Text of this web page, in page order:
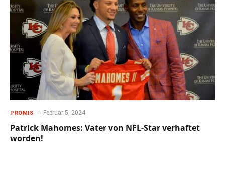
PROMIS Februar 5, 2024
Patrick Mahomes: Vater von NFL-Star verhaftet
worden!